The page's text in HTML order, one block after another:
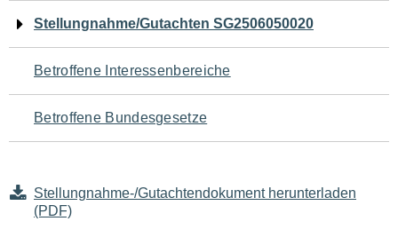
Navigation
für
den
Seiteninhalt
Stellungnahme/Gutachten SG2506050020
Betroffene Interessenbereiche
Betroffene Bundesgesetze
Stellungnahme-/Gutachtendokument herunterladen
(PDF)